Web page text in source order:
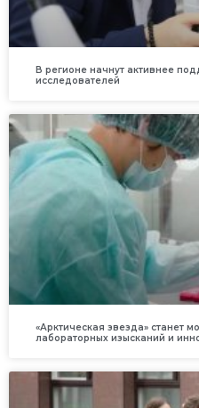
В регионе начнут активнее
исследователей
«Арктическая звезда» станет
лабораторных изысканий и